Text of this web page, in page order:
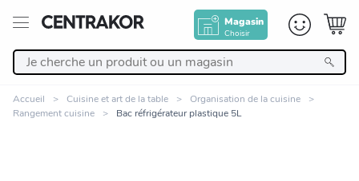
Magasin
Choisir
Accueil Cuisine et art de la table
Organisation de la cuisine
Rangement cuisine
Bac réfrigérateur plastique 5L